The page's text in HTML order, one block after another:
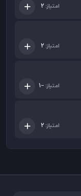
امتیاز: 2
امتیاز: 2
امتیاز: -1
امتیاز: 2